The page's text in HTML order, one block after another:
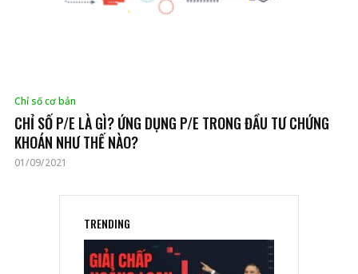
Chỉ số cơ bản
CHỈ SỐ P/E LÀ GÌ? ỨNG DỤNG P/E TRONG ĐẦU TƯ CHỨNG
KHOÁN NHƯ THẾ NÀO?
01/09/2021
TRENDING